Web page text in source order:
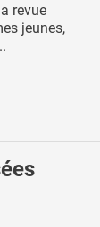
revue
jeunes,